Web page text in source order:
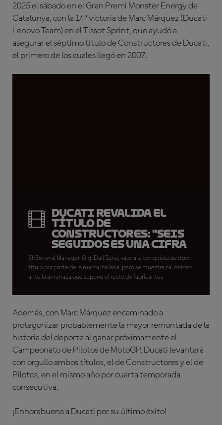
2025 el sábado en el Gran Premi Monster Energy de
Catalunya, con la 14ª victoria de Marc Márquez (Ducati
Lenovo Team) en el Tissot Sprint, que ayudó a
asegurar el séptimo título de Constructores de Ducati,
el primero de los cuales llegó en 2007.
Ducati revalida el
Título de
Constructores: "Seis
seguidos es una cifra
enorme"
El General Manager, Gigi Dall'Igna, valora la conquista de otro
título por parte de la marca italiana, pero se muestra cauteloso
ante la amenaza que supone el resto de fabricantes
Además, con Marc Márquez encaminado a
protagonizar probablemente la mayor remontada de la
historia del deporte al ganar próximamente el
Campeonato de Pilotos de MotoGP, Ducati levantará
con orgullo ambos títulos, el de Constructores y el de
Pilotos, en el mismo año por cuarta temporada
consecutiva.
¡Enhorabuena a Ducati por su último éxito!